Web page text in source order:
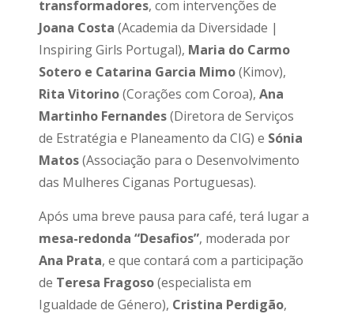
transformadores, com intervenções de
Joana Costa (Academia da Diversidade |
Inspiring Girls Portugal), Maria do Carmo
Sotero e Catarina Garcia Mimo(Kimov),
Rita Vitorino(Corações com Coroa), Ana
Martinho Fernandes(Diretora de Serviços
de Estratégia e Planeamento da CIG) e Sónia
Matos(Associação para o Desenvolvimento
das Mulheres Ciganas Portuguesas).
Após uma breve pausa para café, terá lugar a
mesa-redonda “Desafios”, moderada por
Ana Prata, e que contará com a participação
de Teresa Fragoso(especialista em
Igualdade de Género), Cristina Perdigão,